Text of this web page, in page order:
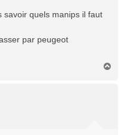
savoir quels manips il faut
par peugeot